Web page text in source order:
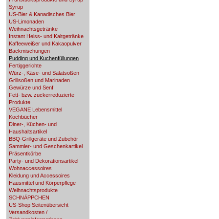
Syrup
US-Bier & Kanadisches Bier
US-Limonaden
Weihnachtsgetränke
Instant Heiss- und Kaltgetränke
Kaffeeweißer und Kakaopulver
Backmischungen
Pudding und Kuchenfüllungen
Fertiggerichte
Würz-, Käse- und Salatsoßen
Grillsoßen und Marinaden
Gewürze und Senf
Fett- bzw. zuckerreduzierte
Produkte
VEGANE Lebensmittel
Kochbücher
Diner-, Küchen- und
Haushaltsartikel
BBQ-Grillgeräte und Zubehör
Sammler- und Geschenkartikel
Präsentkörbe
Party- und Dekorationsartikel
Wohnaccessoires
Kleidung und Accessoires
Hausmittel und Körperpflege
Weihnachtsprodukte
SCHNÄPPCHEN
US-Shop Seitenübersicht
Versandkosten /